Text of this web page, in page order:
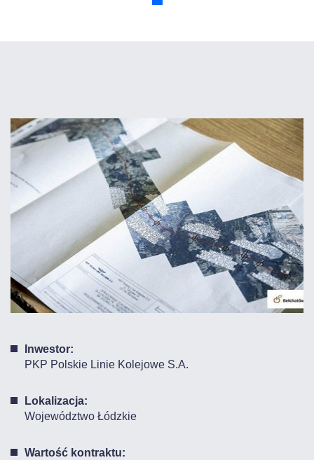
Inwestor:
PKP Polskie Linie Kolejowe S.A.
Lokalizacja:
Województwo Łódzkie
Wartość kontraktu: